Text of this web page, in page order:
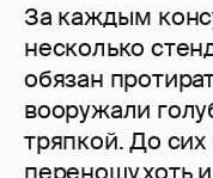
За каждым
несколько
обязан
вооружали
тряпкой. До сих